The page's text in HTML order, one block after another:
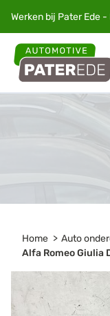
Werken bij Pater Ede
Home
Auto
Alfa Romeo Giulia